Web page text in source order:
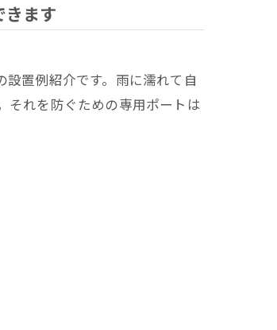
ます
置例紹介です。雨に濡れて自
れを防ぐための専用ポートは